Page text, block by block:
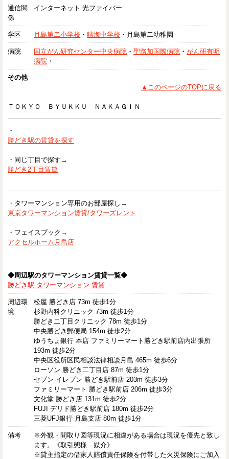
通信関
係
インターネット 光ファイバー
学区 月島第二小学校 ・晴海中学校 ・月島第二幼稚園
病院 国立がん研究センター中央病院 ・聖路加国際病院 ・がん研有明
病院 ・
その他
▲このページのTOPに戻る
ＴＯＫＹＯ ＢＹＵＫＫＵ ＮＡＫＡＧＩＮ
・
勝どき駅の賃貸を探す
・同じ丁目で探す→
勝どき2丁目賃貸
・タワーマンション専用のお部屋探し→
東京タワーマンション賃貸/タワーズレント
・フェイスブック→
アクセルホーム月島店
◆周辺駅のタワーマンション賃貸一覧◆
勝どき駅 タワーマンション 賃貸
周辺環
境
松屋 勝どき店 73m 徒歩1分
杉野内科クリニック 73m 徒歩1分
勝どき二丁目クリニック 78m 徒歩1分
中央勝どき郵便局 154m 徒歩2分
ゆうちょ銀行 本店 ファミリーマート勝どき駅前店内出張所
193m 徒歩2分
中央区役所区民相談法律相談月島 465m 徒歩6分
ローソン 勝どき二丁目店 87m 徒歩1分
セブン-イレブン 勝どき駅前店 203m 徒歩3分
ファミリーマート 勝どき駅前店 206m 徒歩3分
文化堂 勝どき店 131m 徒歩2分
FUJI デリド勝どき駅前店 180m 徒歩2分
三菱UFJ銀行 月島支店 80m 徒歩1分
備考
※外観・間取り図等現況に相違がある場合は現況を優先と致し
ます。《取引態様 媒介》
※貸主指定の借家人賠償責任保険を付帯した火災保険にご加入